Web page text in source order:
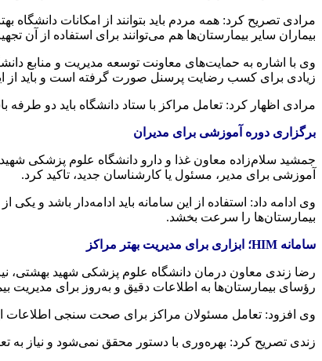
مرادی تصریح کرد: همه مردم باید بتوانند از امکانات
بیماران سایر بیمارستان‌ها هم می‌توانند برای استفاده از آن
وی با اشاره به حمایت‌های معاونت توسعه مدیریت و منابع
زیادی برای کسب رضایت پرسنل صورت گرفته است و باید از
مرادی اظهار کرد: تعامل مراکز با ستاد دانشگاه باید دو
برگزاری دوره آموزشی برای مدیران
جمشید سلام‌زاده معاون غذا و دارو دانشگاه علوم پزشکی
آموزشی برای مدیر، مسئول یا کارشناسان جدید، تاکید کرد.
وی ادامه داد: استفاده از این سامانه باید ادامه‌دار باشد و
بیمارستان‌ها را سرعت بخشد.
سامانه HIM؛ ابزاری برای مدیریت بهتر مراکز
رؤسای بیمارستان‌ها به اطلاعات دقیق و به‌روز برای مدیریت
وی افزود: تعامل مسئولان مراکز برای صحت سنجی اطلاعات
زندی تصریح کرد: بهره‌وری با دستور محقق نمی‌شود و نیاز به